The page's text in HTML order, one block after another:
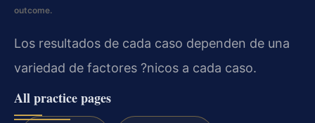
outcome.
Los resultados de cada caso dependen de una
variedad de factores ?nicos a cada caso.
All practice pages